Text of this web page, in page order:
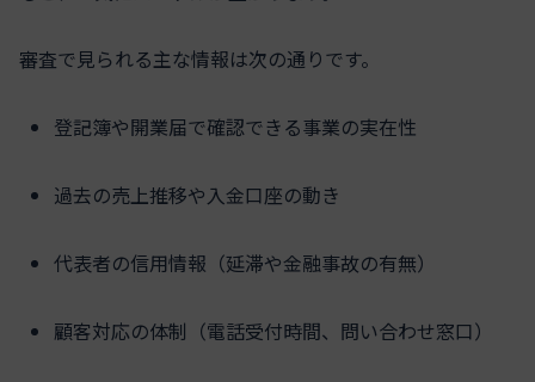
審査で見られる主な情報は次の通りです。
登記簿や開業届で確認できる事業の実在性
過去の売上推移や入金口座の動き
代表者の信用情報（延滞や金融事故の有無）
顧客対応の体制（電話受付時間、問い合わせ窓口）